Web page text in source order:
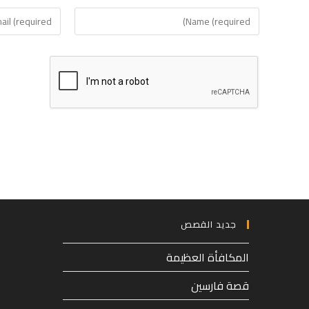
Enter
your
username
Enter
your
address
to
جديد القصص
المكافأة العظيمة
قصة فارسين